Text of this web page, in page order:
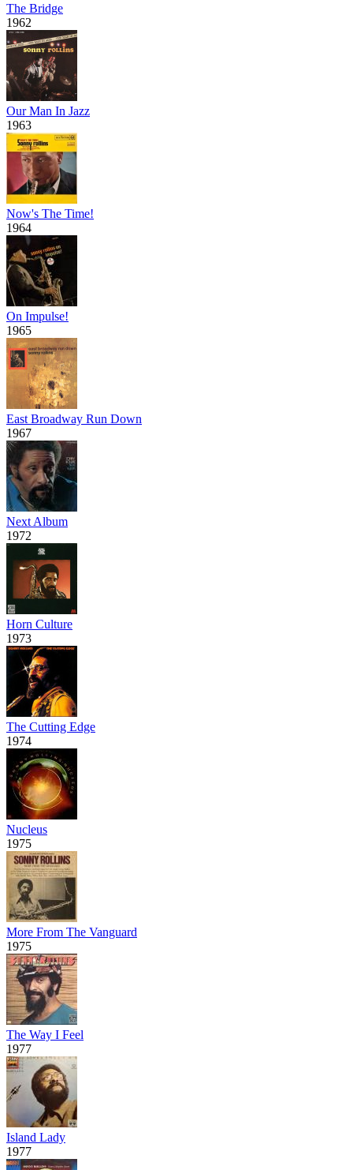
The Bridge
1962
Our Man In Jazz
1963
Now's The Time!
1964
On Impulse!
1965
East Broadway Run Down
1967
Next Album
1972
Horn Culture
1973
The Cutting Edge
1974
Nucleus
1975
More From The Vanguard
1975
The Way I Feel
1977
Island Lady
1977